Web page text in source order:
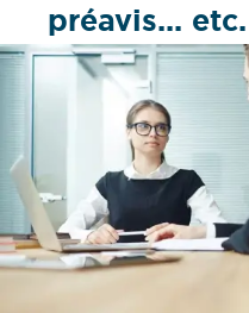
préavis... etc.